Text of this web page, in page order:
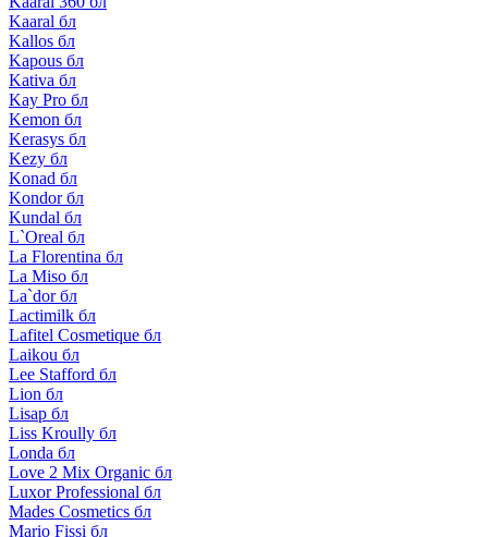
Kaaral бл
Kallos бл
Kapous бл
Kativa бл
Kay Pro бл
Kemon бл
Kerasys бл
Kezy бл
Konad бл
Kondor бл
Kundal бл
L`Oreal бл
La Florentina бл
La Miso бл
La`dor бл
Lactimilk бл
Lafitel Cosmetique бл
Laikou бл
Lee Stafford бл
Lion бл
Lisap бл
Liss Kroully бл
Londa бл
Love 2 Mix Organic бл
Luxor Professional бл
Mades Cosmetics бл
Mario Fissi бл